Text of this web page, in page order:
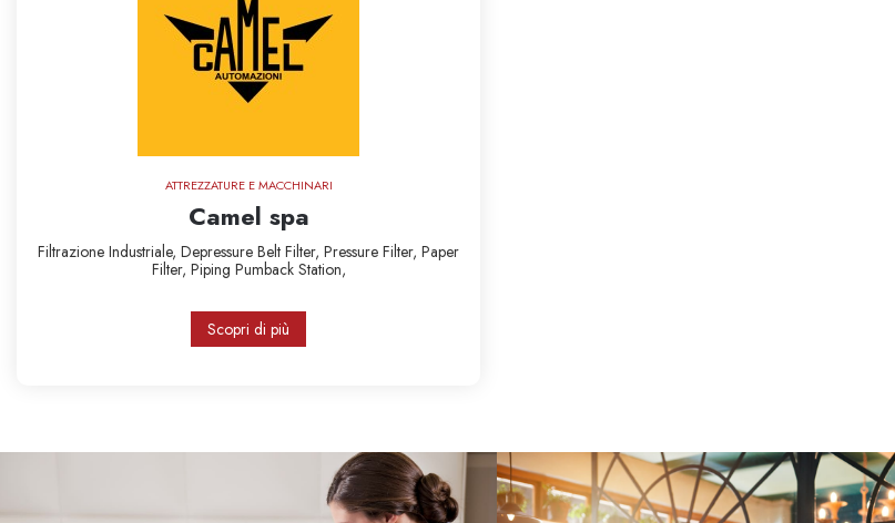
ATTREZZATURE E MACCHINARI
Camel spa
Filtrazione Industriale, Depressure Belt Filter, Pressure Filter, Paper
Filter, Piping Pumback Station,
Scopri di più